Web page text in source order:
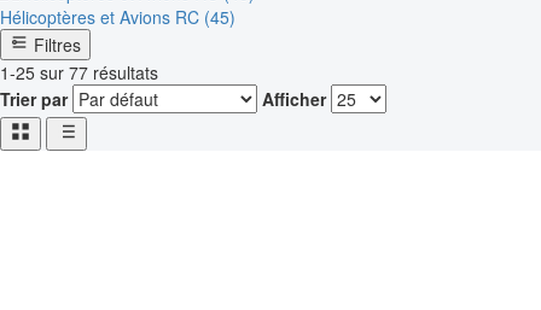
Hélicoptères et Avions RC (45)
Filtres
1-25 sur 77 résultats
Trier par
Afficher